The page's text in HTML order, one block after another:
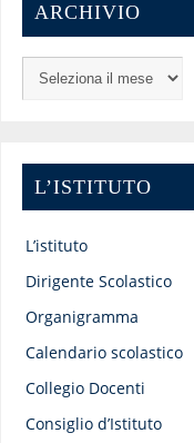
ARCHIVIO
L’ISTITUTO
L’istituto
Dirigente Scolastico
Organigramma
Calendario scolastico
Collegio Docenti
Consiglio d’Istituto